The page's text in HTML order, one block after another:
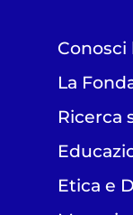
Conosci
La
Ricerca
Etica e